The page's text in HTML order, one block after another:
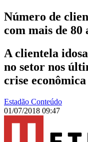
Número de
com mais de 80
A clientela
no setor nos
crise
Estadão Conteúdo
01/07/2018 09:47